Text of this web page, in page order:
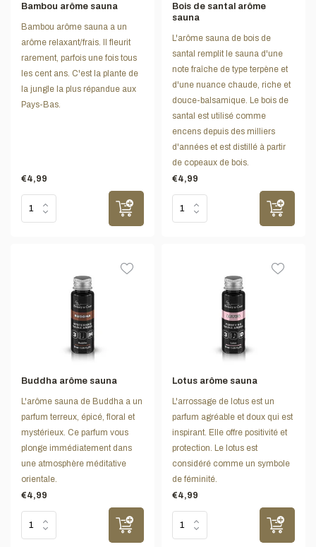
Bambou arôme sauna
Bambou arôme sauna a un
arôme relaxant/frais. Il fleurit
rarement, parfois une fois tous
les cent ans. C'est la plante de
la jungle la plus répandue aux
Pays-Bas.
€4,99
Bois de santal arôme
sauna
L'arôme sauna de bois de
santal remplit le sauna d'une
note fraîche de type terpène et
d'une nuance chaude, riche et
douce-balsamique. Le bois de
santal est utilisé comme
encens depuis des milliers
d'années et est distillé à partir
de copeaux de bois.
€4,99
Buddha arôme sauna
L'arôme sauna de Buddha a un
parfum terreux, épicé, floral et
mystérieux. Ce parfum vous
plonge immédiatement dans
une atmosphère méditative
orientale.
€4,99
Lotus arôme sauna
L'arrossage de lotus est un
parfum agréable et doux qui est
inspirant. Elle offre positivité et
protection. Le lotus est
considéré comme un symbole
de féminité.
€4,99